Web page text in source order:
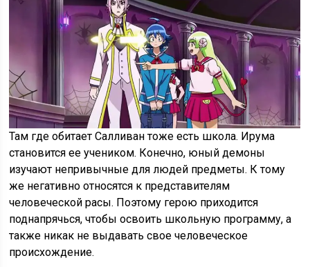
Там где обитает Салливан тоже есть школа. Ирума
становится ее учеником. Конечно, юный демоны
изучают непривычные для людей предметы. К тому
же негативно относятся к представителям
человеческой расы. Поэтому герою приходится
поднапрячься, чтобы освоить школьную программу, а
также никак не выдавать свое человеческое
происхождение.